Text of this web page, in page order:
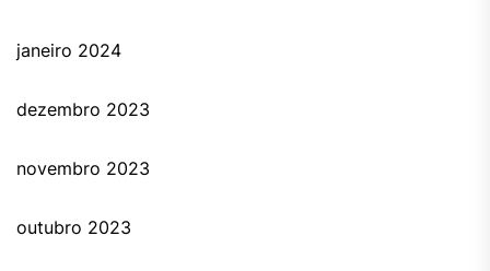
janeiro 2024
dezembro 2023
novembro 2023
outubro 2023